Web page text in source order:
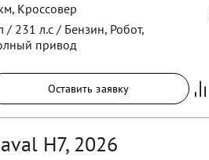
, Кроссовер
/ 231 л.с / Бензин, Робот,
привод
Оставить заявку
H7, 2026